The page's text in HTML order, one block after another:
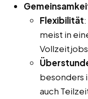
Flexibilität
meist in
besonders
auch